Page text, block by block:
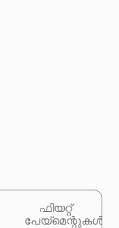
ഫിയറ്റ്
പേയ്‌മെന്റുകൾ